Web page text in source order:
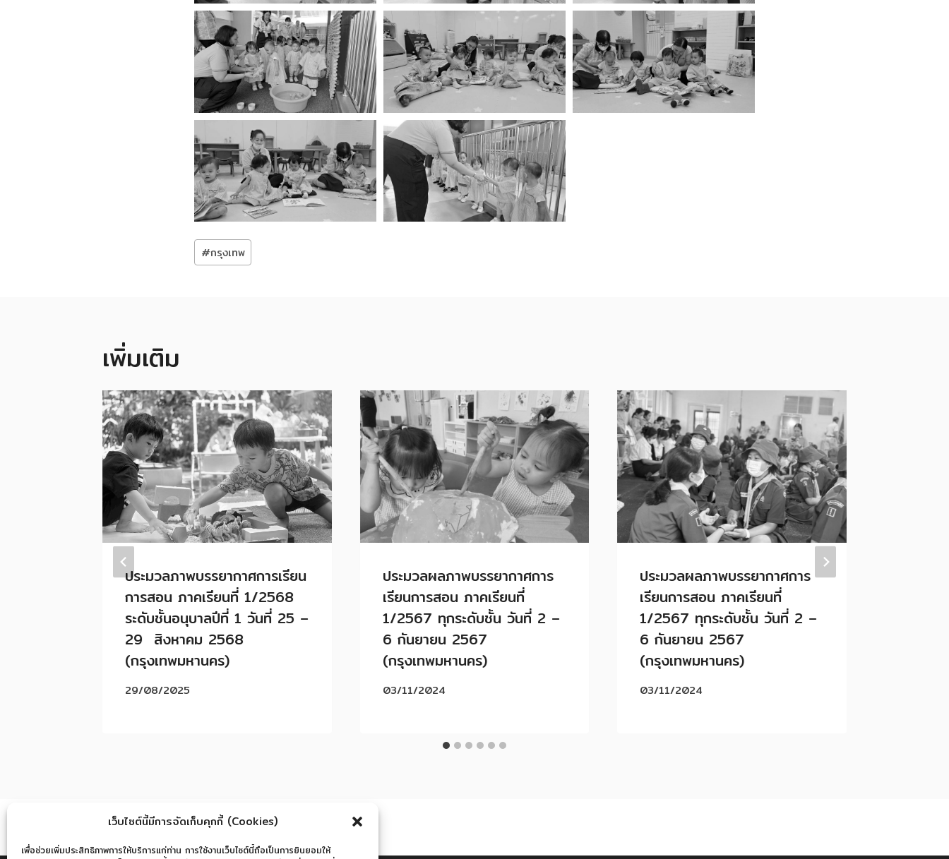
เว็บไซต์นี้มีการจัดเก็บคุกกี้ (Cookies)
เพื่อช่วยเพิ่มประสิทธิภาพการให้บริการแก่ท่าน การใช้งานเว็บไซต์นี้ถือเป็นการยินยอมให้
Post
Tags:
#กรุงเทพ
เพิ่มเติม
ประมวลภาพบรรยากาศการเรียน
การสอน ภาคเรียนที่ 1/2568
ระดับชั้นอนุบาลปีที่ 1 วันที่ 25 –
29 สิงหาคม 2568
(กรุงเทพมหานคร)
29/08/2025
ประมวลผลภาพบรรยากาศการ
เรียนการสอน ภาคเรียนที่
1/2567 ทุกระดับชั้น วันที่ 2 –
6 กันยายน 2567
(กรุงเทพมหานคร)
03/11/2024
ประมวลผลภาพบรรยากาศการ
เรียนการสอน ภาคเรียนที่
1/2567 ทุกระดับชั้น วันที่ 2 –
6 กันยายน 2567
(กรุงเทพมหานคร)
03/11/2024